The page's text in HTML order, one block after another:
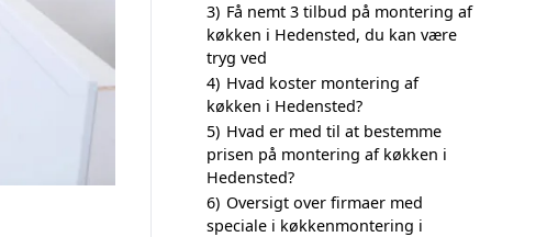
3) Få nemt 3 tilbud på montering af
køkken i Hedensted, du kan være
tryg ved
4) Hvad koster montering af
køkken i Hedensted?
5) Hvad er med til at bestemme
prisen på montering af køkken i
Hedensted?
6) Oversigt over firmaer med
speciale i køkkenmontering i